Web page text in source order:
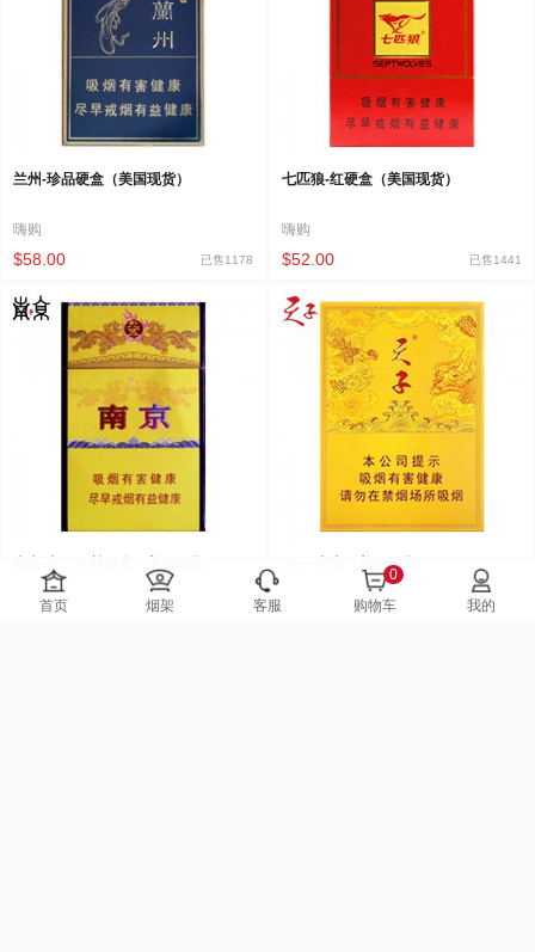
兰州-珍品硬盒（美国现货）
嗨购
$58.00 已售1178
七匹狼-红硬盒（美国现货）
嗨购
$52.00 已售1441
天子-中支（美国现货）
首页 烟架 客服 购物车
0
我的